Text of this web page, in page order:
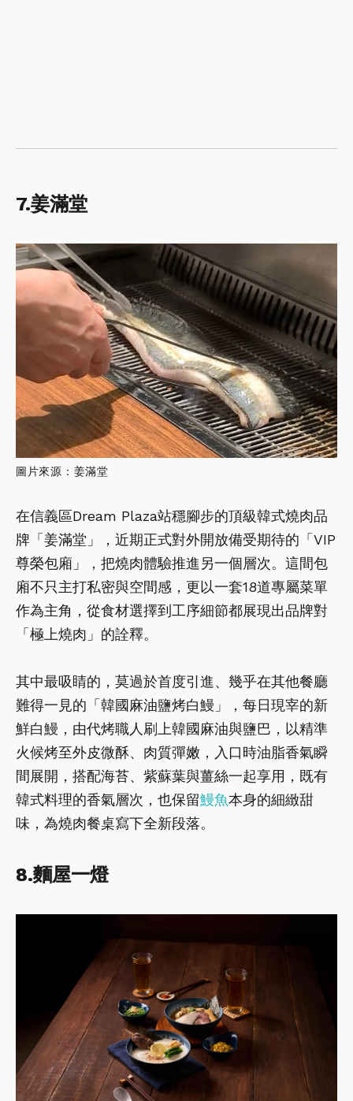
7.姜滿堂
圖片來源：姜滿堂
在信義區Dream Plaza站穩腳步的頂級韓式燒肉品
牌「姜滿堂」，近期正式對外開放備受期待的「VIP
尊榮包廂」，把燒肉體驗推進另一個層次。這間包
廂不只主打私密與空間感，更以一套18道專屬菜單
作為主角，從食材選擇到工序細節都展現出品牌對
「極上燒肉」的詮釋。
其中最吸睛的，莫過於首度引進、幾乎在其他餐廳
難得一見的「韓國麻油鹽烤白鰻」，每日現宰的新
鮮白鰻，由代烤職人刷上韓國麻油與鹽巴，以精準
火候烤至外皮微酥、肉質彈嫩，入口時油脂香氣瞬
間展開，搭配海苔、紫蘇葉與薑絲一起享用，既有
韓式料理的香氣層次，也保留鰻魚本身的細緻甜
味，為燒肉餐桌寫下全新段落。
8.麵屋一燈